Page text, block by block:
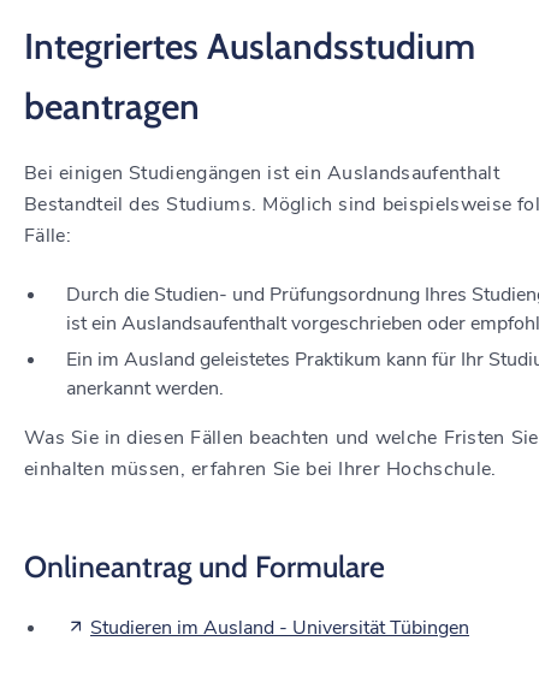
Integriertes Auslandsstudium
beantragen
Bei einigen Studiengängen ist ein Auslandsaufenthalt
Bestandteil des Studiums. Möglich sind beispielsweise
Fälle:
Durch die Studien- und Prüfungsordnung Ihres
ist ein Auslandsaufenthalt vorgeschrieben oder
Ein im Ausland geleistetes Praktikum kann für Ihr
anerkannt werden.
Was Sie in diesen Fällen beachten und welche Fristen Sie
einhalten müssen, erfahren Sie bei Ihrer Hochschule.
Onlineantrag und Formulare
Studieren im Ausland - Universität Tübingen